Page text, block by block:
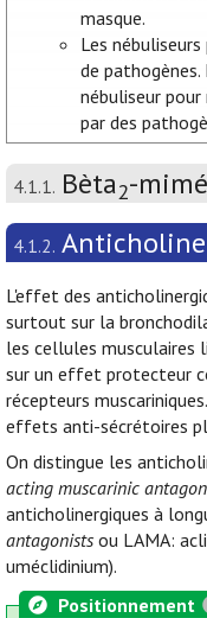
masque.
Les
de
nébuliseur
par des
4.1.1. Bèta2-
4.1.2.
L'effet des
surtout sur la
les cellules musculaires
sur un effet protecteur
récepteurs
effets anti-sécrétoires
On distingue les
acting muscarinic
anticholinergiques à
antagonists ou LAMA:
uméclidinium).
Positionnement